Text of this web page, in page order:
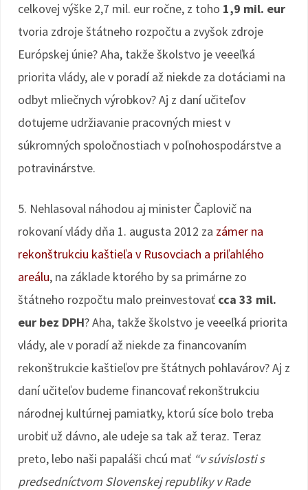
celkovej výške 2,7 mil. eur ročne, z toho 1,9 mil. eur
tvoria zdroje štátneho rozpočtu a zvyšok zdroje
Európskej únie? Aha, takže školstvo je veeeľká
priorita vlády, ale v poradí až niekde za dotáciami na
odbyt mliečnych výrobkov? Aj z daní učiteľov
dotujeme udržiavanie pracovných miest v
súkromných spoločnostiach v poľnohospodárstve a
potravinárstve.
5. Nehlasoval náhodou aj minister Čaplovič na
rokovaní vlády dňa 1. augusta 2012 za zámer na
rekonštrukciu kaštieľa v Rusovciach a priľahlého
areálu, na základe ktorého by sa primárne zo
štátneho rozpočtu malo preinvestovať cca 33 mil.
eur bez DPH? Aha, takže školstvo je veeeľká priorita
vlády, ale v poradí až niekde za financovaním
rekonštrukcie kaštieľov pre štátnych pohlavárov? Aj z
daní učiteľov budeme financovať rekonštrukciu
národnej kultúrnej pamiatky, ktorú síce bolo treba
urobiť už dávno, ale udeje sa tak až teraz. Teraz
preto, lebo naši papaláši chcú mať “v súvislosti s
predsedníctvom Slovenskej republiky v Rade